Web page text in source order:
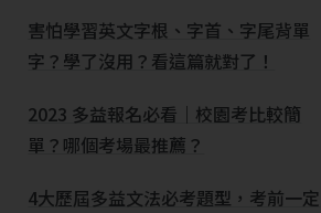
害怕學習英文字根、字首、字尾背單
字？學了沒用？看這篇就對了！
2023 多益報名必看｜校園考比較簡
單？哪個考場最推薦？
4大歷屆多益文法必考題型，考前一定